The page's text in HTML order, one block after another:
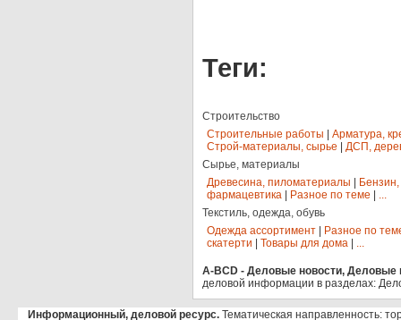
Теги:
Строительство
Строительные работы
Арматура,
Строй-материалы, сырье
ДСП,
Сырье, материалы
Древесина, пиломатериалы
фармацевтика
Разное по теме
...
Текстиль, одежда, обувь
Одежда ассортимент
Разное по
скатерти
Товары для дома ...
A-BCD - Деловые новости, Деловые
деловой информации в разделах:
Информационный, деловой ресурс. Тематическая направленность: